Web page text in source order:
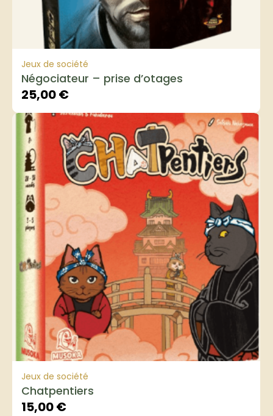
Jeux de société
Négociateur – prise d’otages
25,00€
Jeux de société
Chatpentiers
15,00€